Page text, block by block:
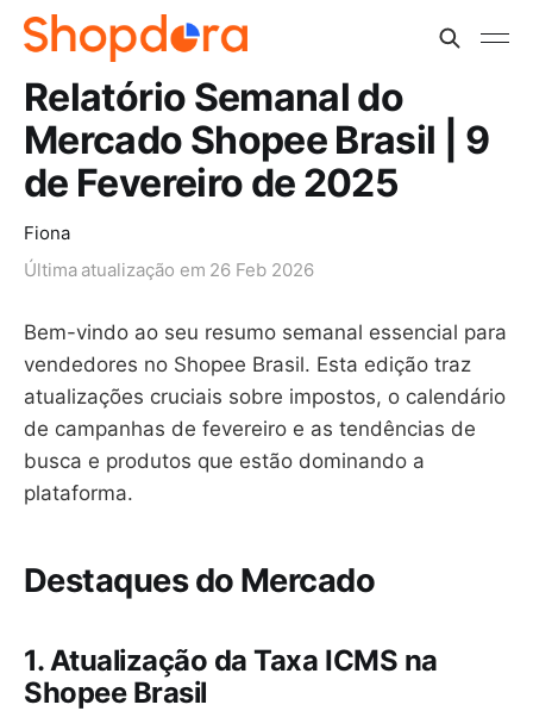
Relatório Semanal do
Mercado Shopee Brasil | 9
de Fevereiro de 2025
Fiona
Última atualização em 26 Feb 2026
Bem-vindo ao seu resumo semanal essencial para
vendedores no Shopee Brasil. Esta edição traz
atualizações cruciais sobre impostos, o calendário
de campanhas de fevereiro e as tendências de
busca e produtos que estão dominando a
plataforma.
Destaques do Mercado
1. Atualização da Taxa ICMS na
Shopee Brasil